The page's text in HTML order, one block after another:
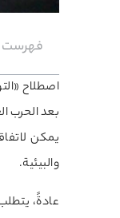
فهرست
بعد الحرب
يمكن
والبيئية.
عادةً،